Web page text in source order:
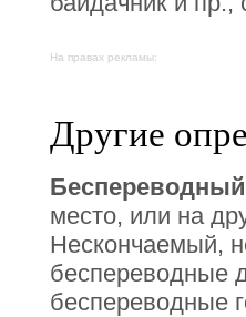
На правах рекламы:
Другие
Беспереводный
место, или на
Нескончаемый,
беспереводные
беспереводные